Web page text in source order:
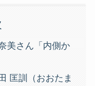
美さん「内側か
匡訓（おおたま